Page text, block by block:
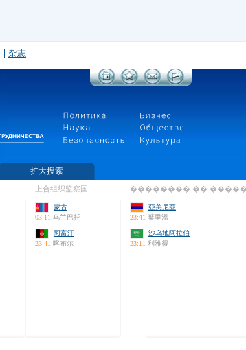
杂志
扩大搜索
上合组织监察国:
蒙古
03:11 乌兰巴托
阿富汗
23:41 喀布尔
�������� ��
亞美尼亞
23:41 葉里溫
沙乌地阿拉伯
23:11 利雅得